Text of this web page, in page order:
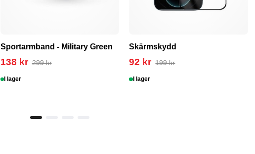
Sportarmband - Military Green
138 kr 299 kr
I lager
Skärmskydd
92 kr 199 kr
I lager